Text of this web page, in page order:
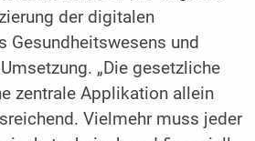
der digitalen
Gesundheitswesens und
„Die gesetzliche
zentrale Applikation allein
Vielmehr muss jeder